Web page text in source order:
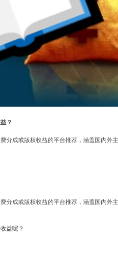
？
分成或版权收益的平台推荐，涵盖国内外
分成或版权收益的平台推荐，涵盖国内外
益呢？